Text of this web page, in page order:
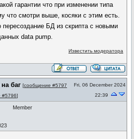
гарантии что при изменении типа
что смотри выше, косяки с этим есть.
БД из скрипта с новыми
data pump.
Известить модератора
баг [сообщение #5797
#5796]
Fri, 06 December 2024
22:39
Member